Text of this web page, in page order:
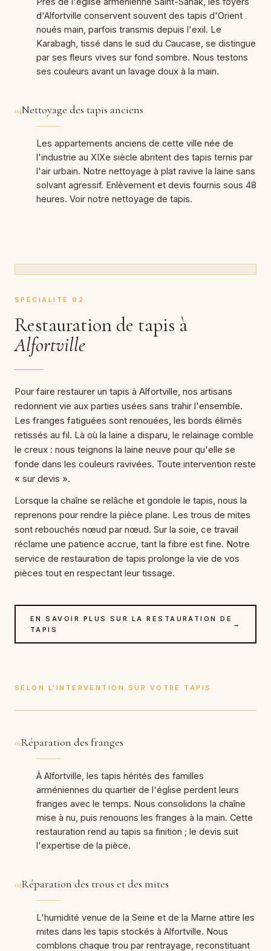
d'Alfortville conservent souvent des tapis d'Orient
noués main, parfois transmis depuis l'exil. Le
Karabagh, tissé dans le sud du Caucase, se distingue
par ses fleurs vives sur fond sombre. Nous testons
ses couleurs avant un lavage doux à la main.
04Nettoyage des tapis anciens
Les appartements anciens de cette ville née de
l'industrie au XIXe siècle abritent des tapis ternis par
l'air urbain. Notre nettoyage à plat ravive la laine sans
solvant agressif. Enlèvement et devis fournis sous 48
heures. Voir notre nettoyage de tapis.
SPÉCIALITÉ 02
Restauration de tapis à
Alfortville
Pour faire restaurer un tapis à Alfortville, nos artisans
redonnent vie aux parties usées sans trahir l'ensemble.
Les franges fatiguées sont renouées, les bords élimés
retissés au fil. Là où la laine a disparu, le relainage comble
le creux : nous teignons la laine neuve pour qu'elle se
fonde dans les couleurs ravivées. Toute intervention reste
« sur devis ».
Lorsque la chaîne se relâche et gondole le tapis, nous la
reprenons pour rendre la pièce plane. Les trous de mites
sont rebouchés nœud par nœud. Sur la soie, ce travail
réclame une patience accrue, tant la fibre est fine. Notre
service de restauration de tapis prolonge la vie de vos
pièces tout en respectant leur tissage.
EN SAVOIR PLUS SUR LA RESTAURATION DE
TAPIS
→
SELON L'INTERVENTION SUR VOTRE TAPIS
01Réparation des franges
À Alfortville, les tapis hérités des familles
arméniennes du quartier de l'église perdent leurs
franges avec le temps. Nous consolidons la chaîne
mise à nu, puis renouons les franges à la main. Cette
restauration rend au tapis sa finition ; le devis suit
l'expertise de la pièce.
02Réparation des trous et des mites
L'humidité venue de la Seine et de la Marne attire les
mites dans les tapis stockés à Alfortville. Nous
comblons chaque trou par rentrayage, reconstituant